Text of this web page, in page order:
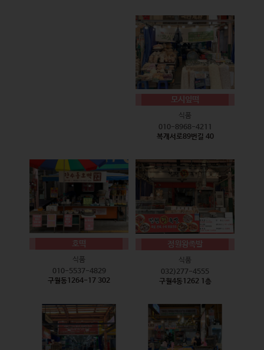
모시잎떡
식품
010-8968-4211
복개서로89번길 40
호떡
식품
010-5537-4829
구월동1264-17 302
정원왕족발
식품
032)277-4555
구월4동1262 1층